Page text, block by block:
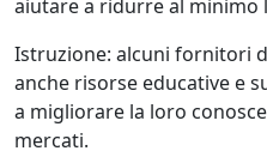
aiutare a ridurre al minimo
Istruzione: alcuni fornitori
anche risorse educative e
a migliorare la loro
mercati.